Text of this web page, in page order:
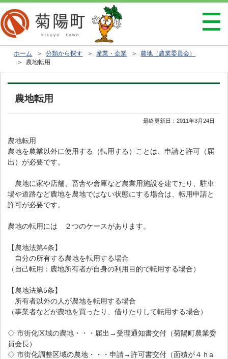
ホーム ＞分類から探す ＞ 産業・企業 ＞ 農地（農業委員会）
＞ 農地転用
農地転用
最終更新日：2011年3月24日
農地転用
農地を農業以外に使用する（転用する）ことは、申請と許可（届
出）が必要です。
農地に家や店舗、畜舎や倉庫など農業用施設を建てたり、駐車
場や道路など農地を農地ではない状態にする場合は、転用申請と
許可が必要です。
農地の転用には ２つのケースがあります。
【農地法第4条】
自分の所有する農地を転用する場合
（自己転用：農地所有者が自身の利用目的で転用する場合）
【農地法第5条】
所有者以外の人が農地を転用する場合
（事業者などが農地を買ったり、借りたりして転用する場合）
◇ 市街化区域の農地・・・届出→受理通知書交付（菊陽町農業委
員会長）
◇ 市街化調整区域の農地・・・申請→許可書交付（面積が４ｈa